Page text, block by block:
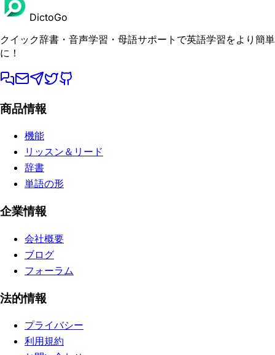
DictoGo
クイック辞書・音声学習・母語サポートで英語学習をより簡単
に！
商品情報
機能
リッスン＆リード
辞書
単語の形
企業情報
会社概要
ブログ
フォーラム
法的情報
プライバシー
利用規約